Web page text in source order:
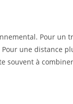
Pour un
une distance
souvent à